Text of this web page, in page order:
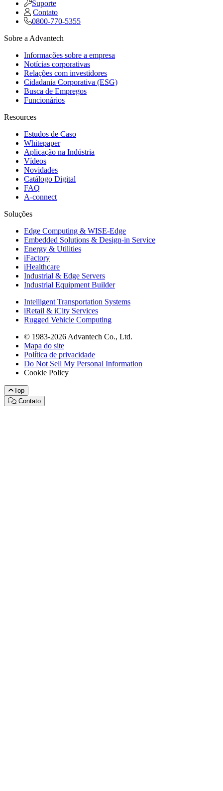
Suporte
Contato
0800-770-5355
Sobre a Advantech
Informações sobre a empresa
Notícias corporativas
Relações com investidores
Cidadania Corporativa (ESG)
Busca de Empregos
Funcionários
Resources
Estudos de Caso
Whitepaper
Aplicação na Indústria
Vídeos
Novidades
Catálogo Digital
FAQ
A-connect
Soluções
Edge Computing & WISE-Edge
Embedded Solutions & Design-in Service
Energy & Utilities
iFactory
iHealthcare
Industrial & Edge Servers
Industrial Equipment Builder
Intelligent Transportation Systems
iRetail & iCity Services
Rugged Vehicle Computing
© 1983-2026 Advantech Co., Ltd.
Mapa do site
Política de privacidade
Do Not Sell My Personal Information
Cookie Policy
Top
Contato